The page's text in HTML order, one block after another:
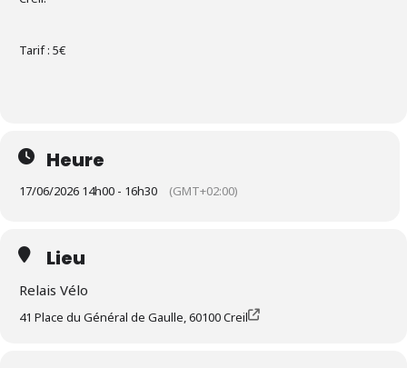
Tarif : 5€
Heure
17/06/2026 14h00 - 16h30 (GMT+02:00)
Lieu
Relais Vélo
41 Place du Général de Gaulle, 60100 Creil